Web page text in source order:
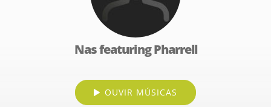
Nas featuring Pharrell
OUVIR MÚSICAS